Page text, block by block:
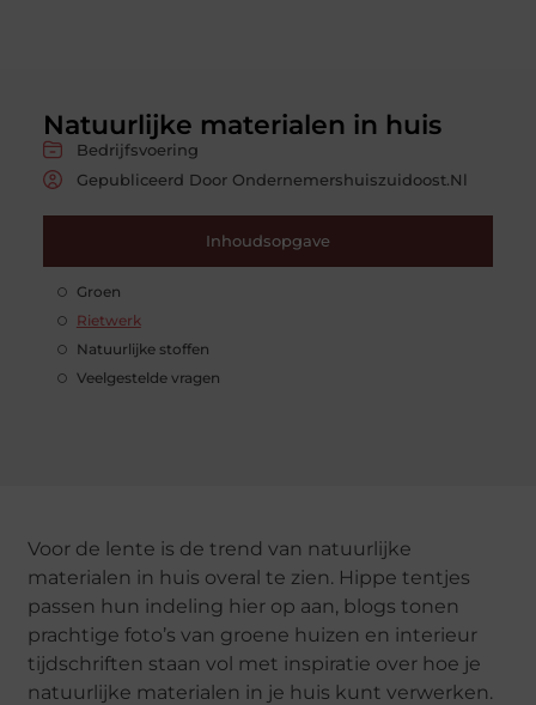
Natuurlijke materialen in huis
Bedrijfsvoering
Gepubliceerd Door Ondernemershuiszuidoost.nl
Inhoudsopgave
Groen
Rietwerk
Natuurlijke stoffen
Veelgestelde vragen
Voor de lente is de trend van natuurlijke
materialen in huis overal te zien. Hippe tentjes
passen hun indeling hier op aan, blogs tonen
prachtige foto’s van groene huizen en interieur
tijdschriften staan vol met inspiratie over hoe je
natuurlijke materialen in je huis kunt verwerken.